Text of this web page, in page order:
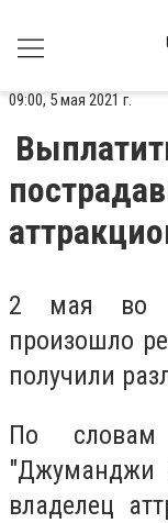
09:00, 5 мая 2021 г.
2 мая во
произошло
получили
По словам
"Джуманджи
владелец